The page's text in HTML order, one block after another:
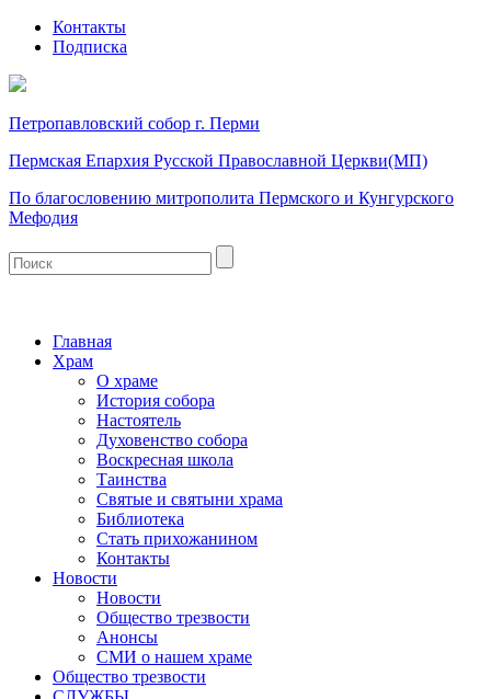
Контакты
Подписка
Петропавловский собор г. Перми
Пермская Епархия Русской Православной Церкви(МП)
По благословению митрополита Пермского и Кунгурского
Мефодия
Главная
Храм
О храме
История собора
Настоятель
Духовенство собора
Воскресная школа
Таинства
Святые и святыни храма
Библиотека
Стать прихожанином
Контакты
Новости
Новости
Общество трезвости
Анонсы
СМИ о нашем храме
Общество трезвости